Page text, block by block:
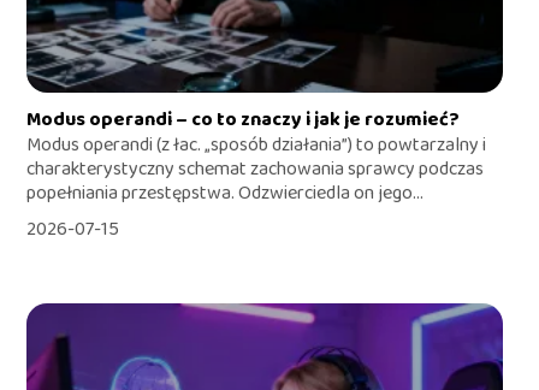
Modus operandi – co to znaczy i jak je rozumieć?
Modus operandi (z łac. „sposób działania”) to powtarzalny i
charakterystyczny schemat zachowania sprawcy podczas
popełniania przestępstwa. Odzwierciedla on jego...
2026-07-15